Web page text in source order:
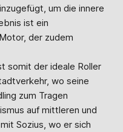
um die innere
ist ein
der zudem
somit der ideale Roller
wo seine
zum Tragen
auf mittleren und
Sozius, wo er sich